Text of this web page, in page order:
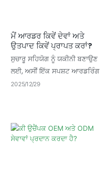
ਮੈਂ ਆਰਡਰ ਕਿਵੇਂ ਦੇਵਾਂ ਅਤੇ
ਉਤਪਾਦ ਕਿਵੇਂ ਪ੍ਰਾਪਤ ਕਰਾਂ?
ਸੁਚਾਰੂ ਸਹਿਯੋਗ ਨੂੰ ਯਕੀਨੀ ਬਣਾਉਣ
ਲਈ, ਅਸੀਂ ਇੱਕ ਸਪਸ਼ਟ ਆਰਡਰਿੰਗ
ਪ੍ਰਕਿਰਿਆ ਸਥਾਪਤ ਕੀਤੀ ਹੈ।
20251229